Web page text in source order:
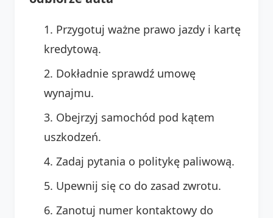
Przygotuj ważne prawo jazdy i kartę
kredytową.
Dokładnie sprawdź umowę
wynajmu.
Obejrzyj samochód pod kątem
uszkodzeń.
Zadaj pytania o politykę paliwową.
Upewnij się co do zasad zwrotu.
Zanotuj numer kontaktowy do